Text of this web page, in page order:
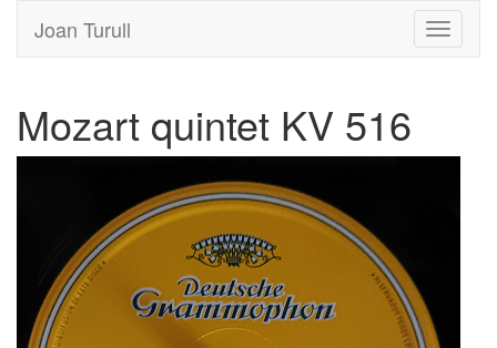
Joan Turull
Mozart quintet KV 516